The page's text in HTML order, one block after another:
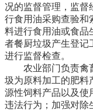
况的监督管理，监督
行食用油采购查验和
料进行食用油或食品
者餐厨垃圾产生登记
进行监督检查。
农业部门负责禽畜
圾为原料加工的肥料
源性饲料产品以及使
违法行为；加强对除